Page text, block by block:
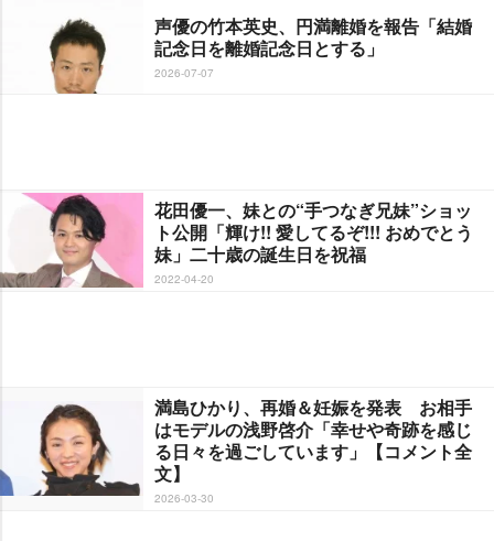
声優の竹本英史、円満離婚を報告「結婚
記念日を離婚記念日とする」
2026-07-07
花田優一、妹との“手つなぎ兄妹”ショッ
ト公開「輝け!! 愛してるぞ!!! おめでとう
妹」二十歳の誕生日を祝福
2022-04-20
満島ひかり、再婚＆妊娠を発表 お相手
はモデルの浅野啓介「幸せや奇跡を感じ
る日々を過ごしています」【コメント全
文】
2026-03-30